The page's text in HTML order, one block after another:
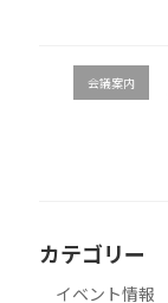
会議案内
カテゴリー
イベント情報